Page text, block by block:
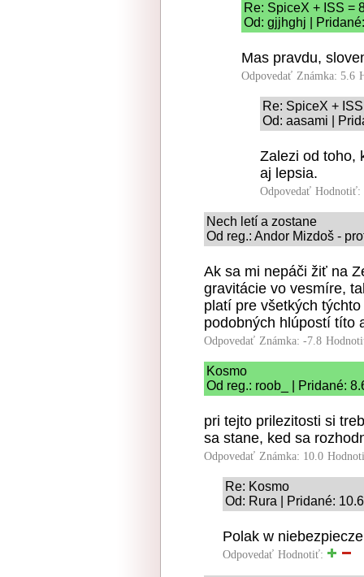
Re: SpiceX + ISS =
Od: gjjhghj |
Mas pravdu,
Odpovedať Známka: 5.6
Re: SpiceX +
Od: aasami |
Zalezi od toho,
aj lepsia.
Odpovedať Hodnotiť:
Nech letí a zostane
Od reg.: Andor Mizdoš -
Ak sa mi nepáči žiť na
gravitácie vo vesmíre,
platí pre všetkých
podobných hlúpostí títo
Odpovedať Známka: -7.8
Kosmo
Od reg.: roob_ | Pridané:
pri tejto prilezitosti si
sa stane, ked sa
Odpovedať Známka: 10.0
Re: Kosmo
Od: Rura | Pridané:
Polak w
Odpovedať Hodnotiť: